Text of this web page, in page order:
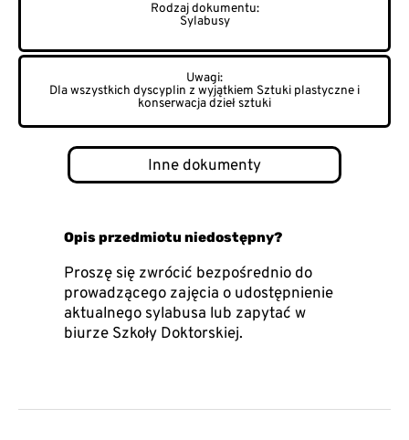
Sylabusy
Dla wszystkich dyscyplin z wyjątkiem Sztuki plastyczne i
konserwacja dzieł sztuki